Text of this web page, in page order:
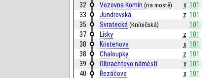
32
Vozovna Komín (na mostě) x 101
33
Jundrovská z 101
35
Svratecká (Kníničská)
101
37
Lísky z 101
38
Kristenova x 101
38
Chaloupky z 101
39
Olbrachtovo náměstí x 101
40
Řezáčova x 101